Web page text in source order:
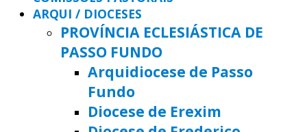
ARQUI / DIOCESES
PROVÍNCIA ECLESIÁSTICA DE
PASSO FUNDO
Arquidiocese de Passo
Fundo
Diocese de Erexim